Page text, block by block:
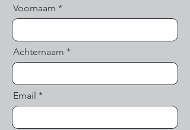
Voornaam
Achternaam
Email